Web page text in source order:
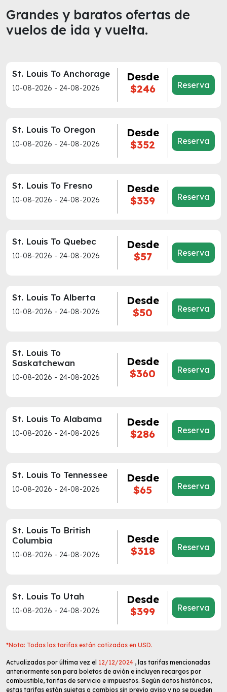
Grandes y baratos ofertas de
vuelos de ida y vuelta.
St. Louis To Anchorage
10-08-2026 - 24-08-2026
Desde
$246
Reserva
St. Louis To Oregon
10-08-2026 - 24-08-2026
Desde
$352
Reserva
St. Louis To Fresno
10-08-2026 - 24-08-2026
Desde
$339
Reserva
St. Louis To Quebec
10-08-2026 - 24-08-2026
Desde
$57
Reserva
St. Louis To Alberta
10-08-2026 - 24-08-2026
Desde
$50
Reserva
St. Louis To
Saskatchewan
10-08-2026 - 24-08-2026
Desde
$360
Reserva
St. Louis To Alabama
10-08-2026 - 24-08-2026
Desde
$286
Reserva
St. Louis To Tennessee
10-08-2026 - 24-08-2026
Desde
$65
Reserva
St. Louis To British
Columbia
10-08-2026 - 24-08-2026
Desde
$318
Reserva
St. Louis To Utah
10-08-2026 - 24-08-2026
Desde
$399
Reserva
*Nota: Todas las tarifas están cotizadas en USD.
Actualizadas por última vez el 12/12/2024 , las tarifas mencionadas
anteriormente son para boletos de avión e incluyen recargos por
combustible, tarifas de servicio e impuestos. Según datos históricos,
estas tarifas están sujetas a cambios sin previo aviso y no se pueden